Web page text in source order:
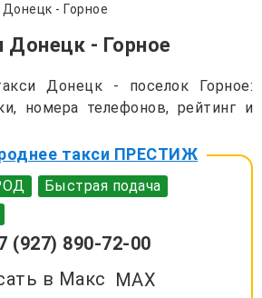
Донецк - Горное
Донецк - Горное
Донецк - поселок Горное:
номера телефонов, рейтинг и
такси ПРЕСТИЖ
Быстрая подача
(927) 890-72-00
MAX